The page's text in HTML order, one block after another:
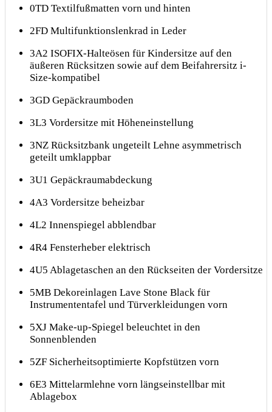
0TD Textilfußmatten vorn und hinten
2FD Multifunktionslenkrad in Leder
3A2 ISOFIX-Halteösen für Kindersitze auf den
äußeren Rücksitzen sowie auf dem Beifahrersitz i-
Size-kompatibel
3GD Gepäckraumboden
3L3 Vordersitze mit Höheneinstellung
3NZ Rücksitzbank ungeteilt Lehne asymmetrisch
geteilt umklappbar
3U1 Gepäckraumabdeckung
4A3 Vordersitze beheizbar
4L2 Innenspiegel abblendbar
4R4 Fensterheber elektrisch
4U5 Ablagetaschen an den Rückseiten der Vordersitze
5MB Dekoreinlagen Lave Stone Black für
Instrumententafel und Türverkleidungen vorn
5XJ Make-up-Spiegel beleuchtet in den
Sonnenblenden
5ZF Sicherheitsoptimierte Kopfstützen vorn
6E3 Mittelarmlehne vorn längseinstellbar mit
Ablagebox